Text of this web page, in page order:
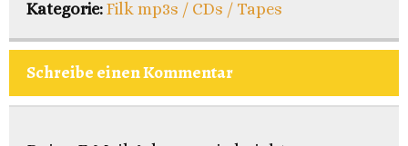
Kategorie:Filk mp3s / CDs / Tapes
Schreibe einen Kommentar